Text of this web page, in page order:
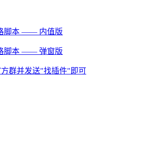
脚本 —— 内值版
脚本 —— 弹窗版
群并发送"找插件"即可